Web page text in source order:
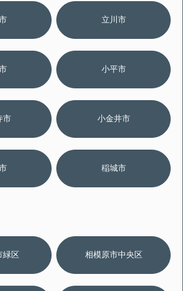
立川市
小平市
市 小金井市
稲城市
緑区 相模原市中央区